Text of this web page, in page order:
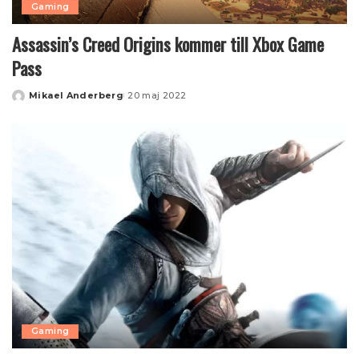
Gaming
Assassin’s Creed Origins kommer till Xbox Game
Pass
Posted
Mikael Anderberg 20 maj 2022
Gaming